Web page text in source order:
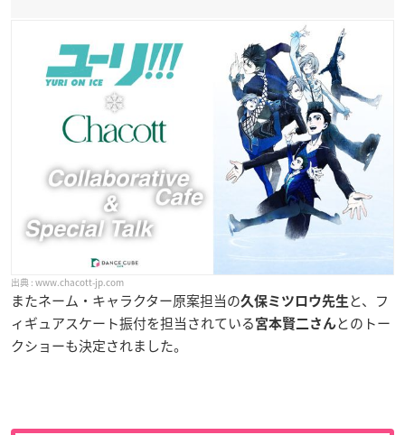
www.chacott-jp.com
またネーム・キャラクター原案担当の久保ミツロウ先生 と、フ
ィギュアスケート振付を担当されている 宮本賢二さんとのトー
クショーも決定されました。